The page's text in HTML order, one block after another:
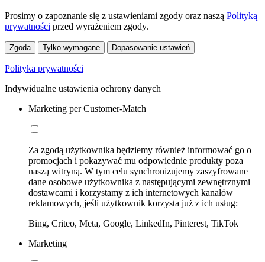
Prosimy o zapoznanie się z ustawieniami zgody oraz naszą Polityką
prywatności przed wyrażeniem zgody.
Zgoda Tylko wymagane Dopasowanie ustawień
Polityka prywatności
Indywidualne ustawienia ochrony danych
Marketing per Customer-Match
Za zgodą użytkownika będziemy również informować go o
promocjach i pokazywać mu odpowiednie produkty poza
naszą witryną. W tym celu synchronizujemy zaszyfrowane
dane osobowe użytkownika z następującymi zewnętrznymi
dostawcami i korzystamy z ich internetowych kanałów
reklamowych, jeśli użytkownik korzysta już z ich usług:
Bing, Criteo, Meta, Google, LinkedIn, Pinterest, TikTok
Marketing